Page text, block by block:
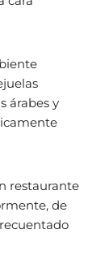
árabes y
restaurante
de